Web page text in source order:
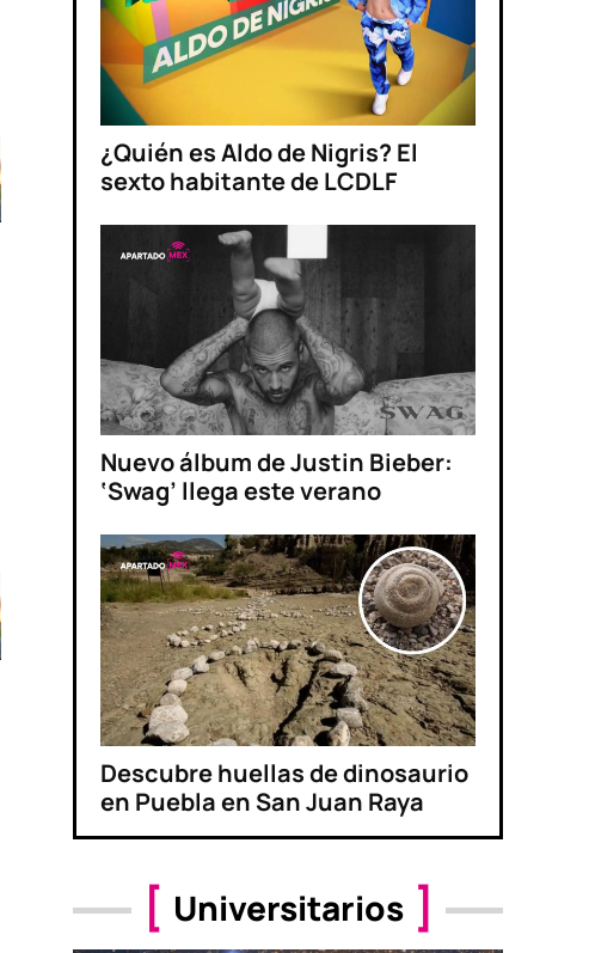
¿Quién es Aldo de Nigris? El
sexto habitante de LCDLF
Nuevo álbum de Justin Bieber:
‘Swag’ llega este verano
Descubre huellas de dinosaurio
en Puebla en San Juan Raya
Universitarios